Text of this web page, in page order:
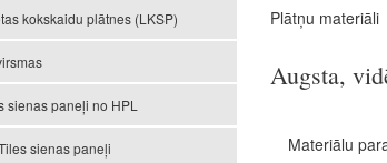
kokskaidu plātnes (LKSP)
sienas paneļi no HPL
sienas paneļi
Plātņu materiāli
Augsta,
Materiālu